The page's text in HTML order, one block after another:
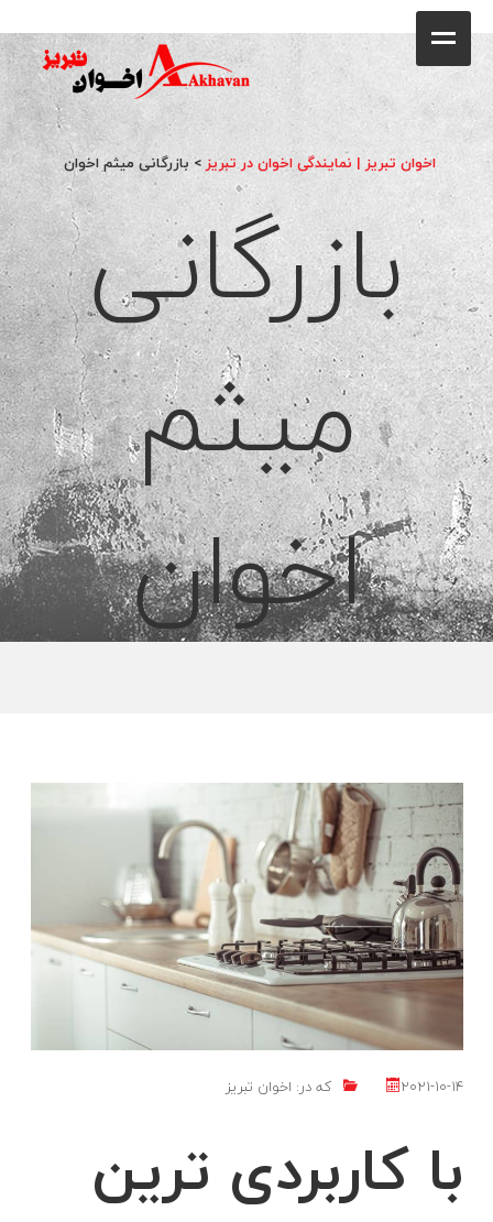
فروشگاه
محصولات
جشنواره فروش ویژه
کاتالوگ
گالری
وبلاگ
تماس با ما
اخوان تبریز | نمایندگی اخوان در تبریز>بازرگانی میثم اخوان
بازرگانی
میثم
اخوان
2021-10-14 که در: اخوان تبریز
با کاربردی ترین